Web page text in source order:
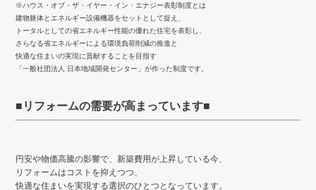
※ハウス・オブ・ザ・イヤー・イン・エナジー表彰制度とは
建物躯体とエネルギー設備機器をセットとして捉え、
トータルとしての省エネルギー性能の優れた住宅を表彰し、
さらなる省エネルギーによる環境負荷削減の推進と
快適な住まいの実現に貢献することを目指す
「一般社団法人 日本地域開発センター」が作った制度です。
■リフォームの需要が高まっています■
円安や物価高騰の影響で、新築費用が上昇している今、
リフォームはコストを抑えつつ、
快適な住まいを実現する選択のひとつとなっています。